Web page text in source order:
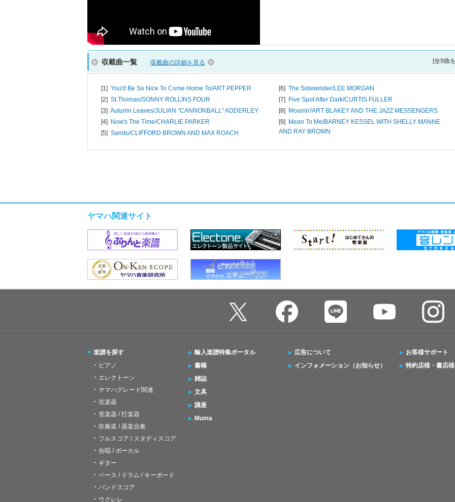
収載曲一覧 収載曲の詳細を見る [全9曲
[1] You'd Be So Nice To Come Home To/ART PEPPER
[2] St.Thomas/SONNY ROLLINS FOUR
[3] Autumn Leaves/JULIAN "CANNONBALL" ADDERLEY
[4] Now's The Time/CHARLIE PARKER
[5] Sandu/CLIFFORD BROWN AND MAX ROACH
[6] The Sidewinder/LEE MORGAN
[7] Five Spot After Dark/CURTIS FULLER
[8] Moanin'/ART BLAKEY AND THE JAZZ MESSENGERS
[9] Mean To Me/BARNEY KESSEL WITH SHELLY MANNE
AND RAY BROWN
ヤマハ関連サイト
楽譜を探す
ピアノ
エレクトーン
ヤマハグレード関連
弦楽器
管楽器 / 打楽器
吹奏楽 / 器楽合奏
フルスコア / スタディスコア
合唱 / ボーカル
ギター
ベース / ドラム / キーボード
バンドスコア
ウクレレ
輸入楽譜特集ポータル
書籍
雑誌
文具
講座
Muma
広告について
インフォメーション（お知らせ）
お客様サポート
特約店様・書店